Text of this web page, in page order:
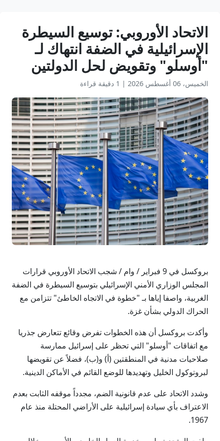
الاتحاد الأوروبي: توسيع السيطرة
الإسرائيلية في الضفة انتهاك لـ
"أوسلو" وتقويض لحل الدولتين
الخميس، 06 أغسطس 2026 | 1 دقيقة قراءة
بروكسل في 9 فبراير / وام / شجب الاتحاد الأوروبي قرارات
المجلس الوزاري الأمني الإسرائيلي بتوسيع السيطرة في الضفة
الغربية، واصفا إياها بـ "خطوة في الاتجاه الخاطئ" تتزامن مع
الحراك الدولي بشأن غزة.
وأكدت بروكسل أن هذه الخطوات تفرض وقائع تتعارض جذريا
مع اتفاقات "أوسلو" التي تحظر على إسرائيل ممارسة
صلاحيات مدنية في المنطقتين (أ) و(ب)، فضلاً عن تقويضها
لبروتوكول الخليل وتهديدها للوضع القائم في الأماكن الدينية.
وشدد الاتحاد على عدم قانونية الضم، مجدداً موقفه الثابت بعدم
الاعتراف بأي سيادة إسرائيلية على الأراضي المحتلة منذ عام
1967.